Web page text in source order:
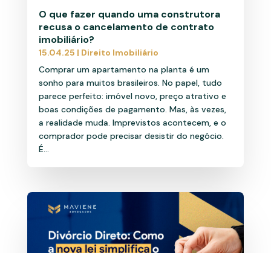
O que fazer quando uma construtora
recusa o cancelamento de contrato
imobiliário?
15.04.25 | Direito Imobiliário
Comprar um apartamento na planta é um
sonho para muitos brasileiros. No papel, tudo
parece perfeito: imóvel novo, preço atrativo e
boas condições de pagamento. Mas, às vezes,
a realidade muda. Imprevistos acontecem, e o
comprador pode precisar desistir do negócio.
É...